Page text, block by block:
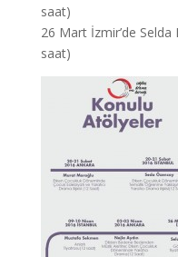
saat)
26 Mart İzmir’de Selda
saat)